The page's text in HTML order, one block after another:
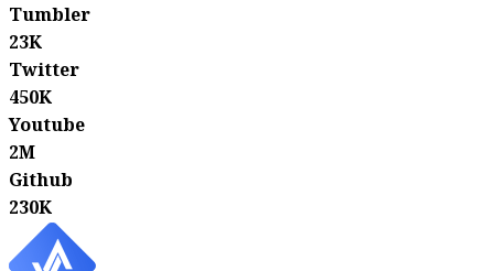
Tumbler
23K
Twitter
450K
Youtube
2M
Github
230K